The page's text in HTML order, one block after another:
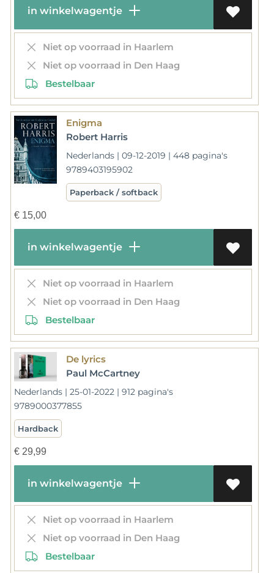
in winkelwagentje
Niet op voorraad in Haarlem
Niet op voorraad in Den Haag
Bestelbaar
Enigma
Robert Harris
Nederlands | 09-12-2019 | 448 pagina's
9789403195902
Paperback / softback
€15,00
in winkelwagentje
Niet op voorraad in Haarlem
Niet op voorraad in Den Haag
Bestelbaar
De lyrics
Paul McCartney
Nederlands | 25-01-2022 | 912 pagina's
9789000377855
Hardback
€29,99
in winkelwagentje
Niet op voorraad in Haarlem
Niet op voorraad in Den Haag
Bestelbaar